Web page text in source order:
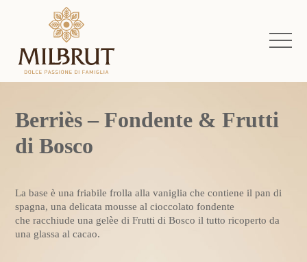
Berriès – Fondente & Frutti
di Bosco
La base è una friabile frolla alla vaniglia che contiene il pan di
spagna, una delicata mousse al cioccolato fondente
che racchiude una gelèe di Frutti di Bosco il tutto ricoperto da
una glassa al cacao.